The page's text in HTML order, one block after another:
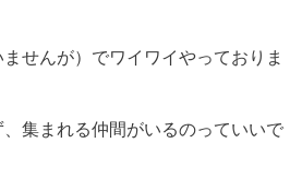
せんが）でワイワイやっておりま
集まれる仲間がいるのっていいで